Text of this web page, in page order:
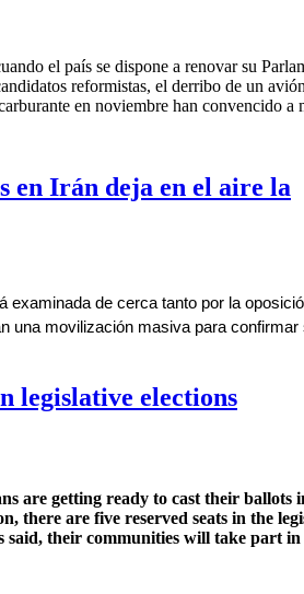
el país se dispone a renovar su
reformistas, el derribo de un
en noviembre han convencido a
en Irán deja en el aire la
examinada de cerca tanto por la
una movilización masiva para confirmar
legislative elections
are getting ready to cast their ballots
there are five reserved seats in the
their communities will take part in